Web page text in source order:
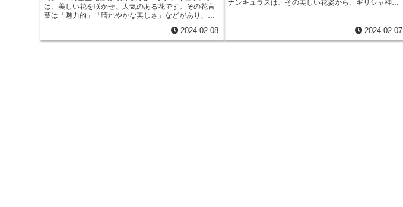
たものです。ライラックの花は、贈り物として贈られ
ることもあり、その花言葉にちなんで、大切な人との
思い出を忘れないようにという願いを込めて贈られる
は、美しい花を咲かせ、人気のある花です。 その花言
葉は「魅力的」「晴れやかな美しさ」などがあり、そ
ラスは、もともとトルコやイラン原産のキンポウゲ科
の植物です。花びらは重なり合っており、花色はピン
2024.02.08
ナンキュラスは、その美しい花姿から、ギリシャ神話
」という意味のギリシ
ャ語「ランクス」が語源とされています。ラナンキュ
2024.02.07